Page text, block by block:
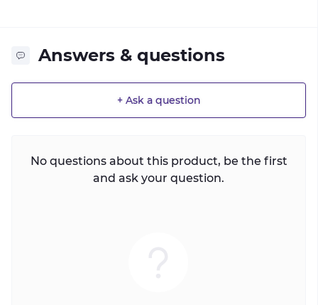
Answers & questions
+ Ask a question
No questions about this product, be the first
and ask your question.